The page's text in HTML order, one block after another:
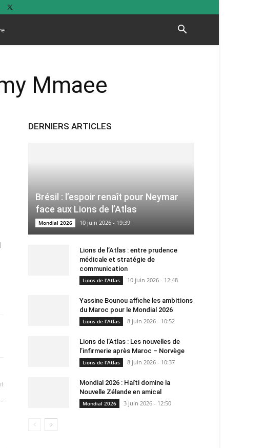
Mmaee
DERNIERS ARTICLES
Brésil : l’espoir renaît pour Neymar
face aux Lions de l’Atlas
Mondial 2026 10 juin 2026 - 19:39
Lions de l’Atlas : entre prudence
médicale et stratégie de
communication
Lions de l'Atlas 10 juin 2026 - 12:48
Yassine Bounou affiche les ambitions
du Maroc pour le Mondial 2026
Lions de l'Atlas 8 juin 2026 - 10:52
Lions de l’Atlas : Les nouvelles de
l’infirmerie après Maroc – Norvège
Lions de l'Atlas 8 juin 2026 - 10:37
Mondial 2026 : Haïti domine la
Nouvelle Zélande en amical
Mondial 2026 3 juin 2026 - 12:50